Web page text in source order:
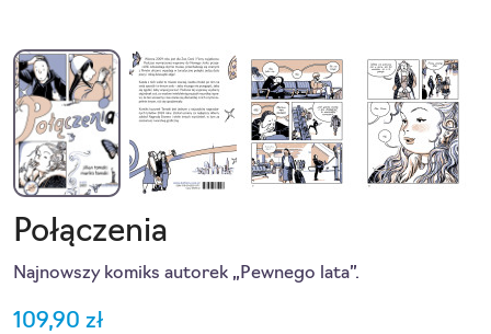
Połączenia
Najnowszy komiks autorek „Pewnego lata”.
109,90 zł